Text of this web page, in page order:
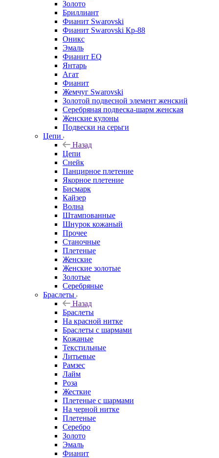
Золото
Бриллиант
Фианит Swarovski
Фианит Swarovski Кр-88
Оникс
Эмаль
Фианит EQ
Янтарь
Агат
Фианит
Жемчуг Swarovski
Золотой подвесной элемент женcкий
Серебряная подвеска-шарм женская
Женские кулоны
Подвески на серьги
Цепи
Назад
Цепи
Снейк
Панцирное плетение
Якорное плетение
Бисмарк
Кайзер
Волна
Штампованные
Шнурок кожаный
Прочее
Станочные
Плетеные
Женские
Женские золотые
Золотые
Серебряные
Браслеты
Назад
Браслеты
На красной нитке
Браслеты с шармами
Кожаные
Текстильные
Литьевые
Рамзес
Лайм
Роза
Жесткие
Плетеные с шармами
На черной нитке
Плетеные
Серебро
Золото
Эмаль
Фианит